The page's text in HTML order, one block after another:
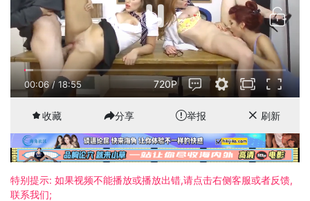
00:06/18:55 720P
收藏 分享 举报 刷新
特别提示: 如果视频不能播放或播放出错,请点击右侧客服或者反馈,
联系我们;